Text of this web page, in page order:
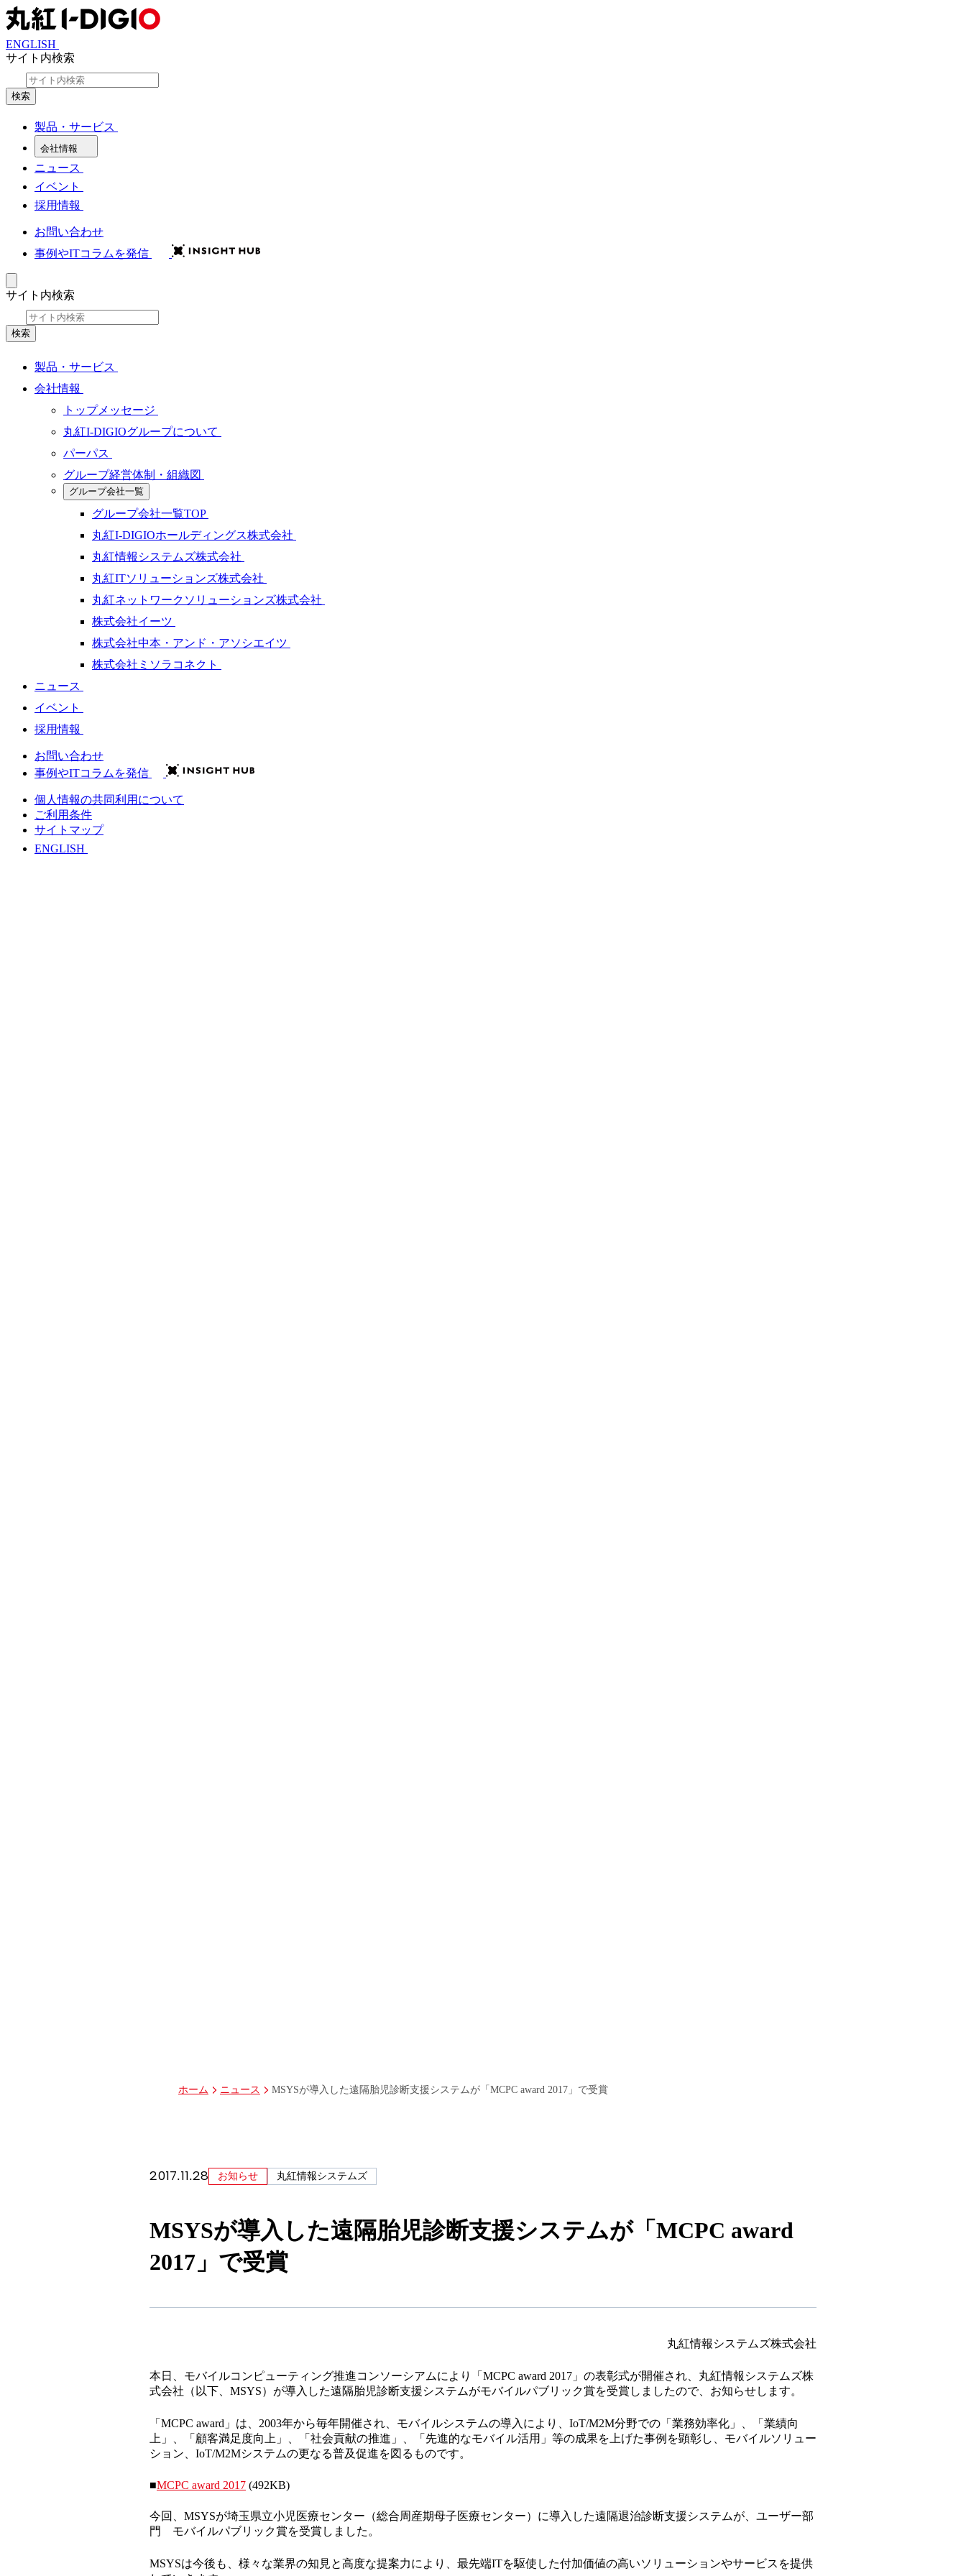
ENGLISH
サイト内検索
検索
製品・サービス
会社情報
ニュース
イベント
採用情報
お問い合わせ
事例やITコラムを発信
サイト内検索
検索
製品・サービス
会社情報
トップメッセージ
丸紅I-DIGIOグループについて
パーパス
グループ経営体制・組織図
グループ会社一覧
グループ会社一覧TOP
丸紅I-DIGIOホールディングス株式会社
丸紅情報システムズ株式会社
丸紅ITソリューションズ株式会社
丸紅ネットワークソリューションズ株式会社
株式会社イーツ
株式会社中本・アンド・アソシエイツ
株式会社ミソラコネクト
ニュース
イベント
採用情報
お問い合わせ
事例やITコラムを発信
個人情報の共同利用について
ご利用条件
サイトマップ
ENGLISH
ホーム ニュース MSYSが導入した遠隔胎児診断支援システムが「MCPC award 2017」で受賞
2017.11.28 お知らせ 丸紅情報システムズ
MSYSが導入した遠隔胎児診断支援システムが「MCPC award
2017」で受賞
丸紅情報システムズ株式会社
本日、モバイルコンピューティング推進コンソーシアムにより「MCPC award 2017」の表彰式が開催され、丸紅情報システムズ株
式会社（以下、MSYS）が導入した遠隔胎児診断支援システムがモバイルパブリック賞を受賞しましたので、お知らせします。
「MCPC award」は、2003年から毎年開催され、モバイルシステムの導入により、IoT/M2M分野での「業務効率化」、「業績向
上」、「顧客満足度向上」、「社会貢献の推進」、「先進的なモバイル活用」等の成果を上げた事例を顕彰し、モバイルソリュー
ション、IoT/M2Mシステムの更なる普及促進を図るものです。
■MCPC award 2017 (492KB)
今回、MSYSが埼玉県立小児医療センター（総合周産期母子医療センター）に導入した遠隔退治診断支援システムが、ユーザー部
門 モバイルパブリック賞を受賞しました。
MSYSは今後も、様々な業界の知見と高度な提案力により、最先端ITを駆使した付加価値の高いソリューションやサービスを提供